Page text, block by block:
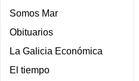
Somos Mar
Obituarios
La Galicia Económica
El tiempo